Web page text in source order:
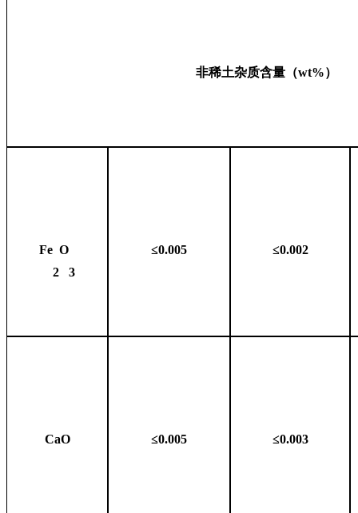
非稀土杂质含量（wt%）
Fe
2
O
3
≤0.005 ≤0.002
CaO ≤0.005 ≤0.003